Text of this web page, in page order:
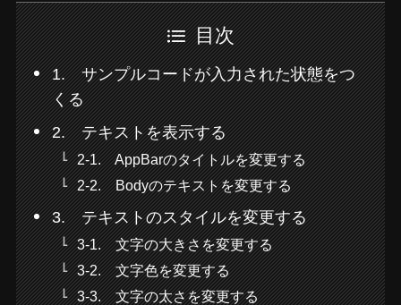
目次
1. サンプルコードが入力された状態をつ
くる
2. テキストを表示する
2-1. AppBarのタイトルを変更する
2-2. Bodyのテキストを変更する
3. テキストのスタイルを変更する
3-1. 文字の大きさを変更する
3-2. 文字色を変更する
3-3. 文字の太さを変更する